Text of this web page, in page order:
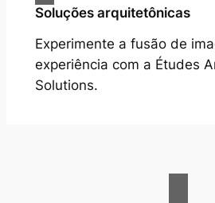
Soluções arquitetônicas
Experimente a fusão de
experiência com a Études
Solutions.